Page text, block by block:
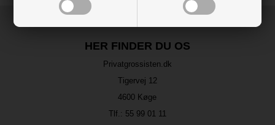
HER FINDER DU OS
Privatgrossisten.dk
Tigervej 12
4600 Køge
Tlf.: 55 99 01 11